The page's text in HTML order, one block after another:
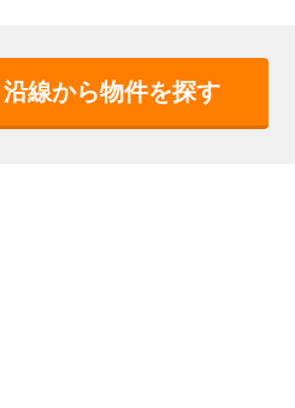
沿線から物件を探す